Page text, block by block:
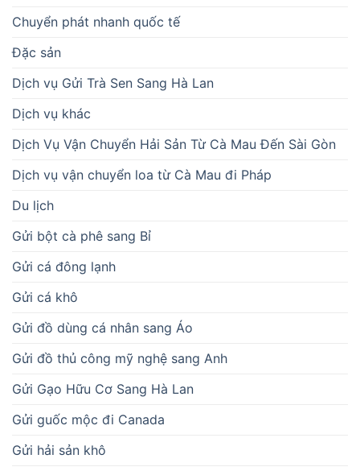
Chuyển phát nhanh quốc tế
Đặc sản
Dịch vụ Gửi Trà Sen Sang Hà Lan
Dịch vụ khác
Dịch Vụ Vận Chuyển Hải Sản Từ Cà Mau Đến Sài Gòn
Dịch vụ vận chuyển loa từ Cà Mau đi Pháp
Du lịch
Gửi bột cà phê sang Bỉ
Gửi cá đông lạnh
Gửi cá khô
Gửi đồ dùng cá nhân sang Áo
Gửi đồ thủ công mỹ nghệ sang Anh
Gửi Gạo Hữu Cơ Sang Hà Lan
Gửi guốc mộc đi Canada
Gửi hải sản khô